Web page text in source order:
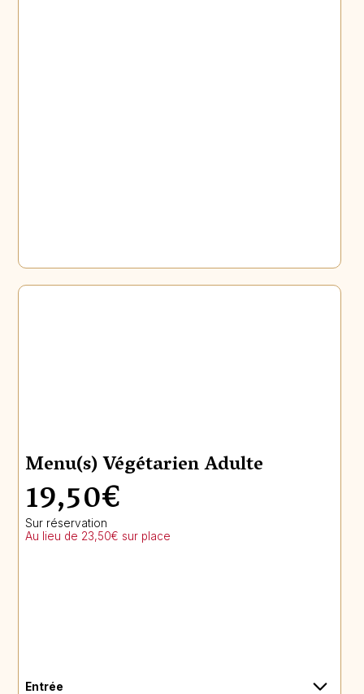
Menu(s) Végétarien Adulte
19,50€
Sur réservation
Au lieu de 23,50€ sur place
Entrée